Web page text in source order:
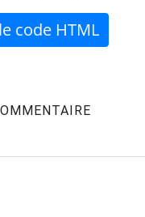
code HTML